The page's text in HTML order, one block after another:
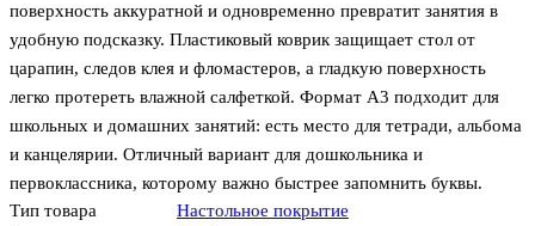
поверхность аккуратной и одновременно превратит занятия в
удобную подсказку. Пластиковый коврик защищает стол от
царапин, следов клея и фломастеров, а гладкую поверхность
легко протереть влажной салфеткой. Формат А3 подходит для
школьных и домашних занятий: есть место для тетради, альбома
и канцелярии. Отличный вариант для дошкольника и
первоклассника, которому важно быстрее запомнить буквы.
Тип товара
Настольное покрытие